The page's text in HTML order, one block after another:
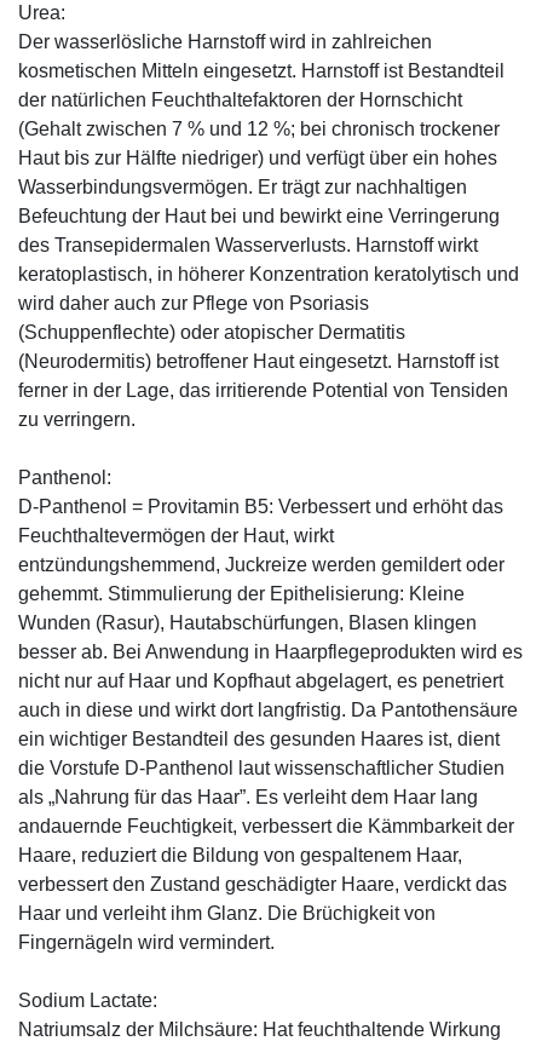
Urea:
Der wasserlösliche Harnstoff wird in zahlreichen
kosmetischen Mitteln eingesetzt. Harnstoff ist Bestandteil
der natürlichen Feuchthaltefaktoren der Hornschicht
(Gehalt zwischen 7 % und 12 %; bei chronisch trockener
Haut bis zur Hälfte niedriger) und verfügt über ein hohes
Wasserbindungsvermögen. Er trägt zur nachhaltigen
Befeuchtung der Haut bei und bewirkt eine Verringerung
des Transepidermalen Wasserverlusts. Harnstoff wirkt
keratoplastisch, in höherer Konzentration keratolytisch und
wird daher auch zur Pflege von Psoriasis
(Schuppenflechte) oder atopischer Dermatitis
(Neurodermitis) betroffener Haut eingesetzt. Harnstoff ist
ferner in der Lage, das irritierende Potential von Tensiden
zu verringern.
Panthenol:
D-Panthenol = Provitamin B5: Verbessert und erhöht das
Feuchthaltevermögen der Haut, wirkt
entzündungshemmend, Juckreize werden gemildert oder
gehemmt. Stimmulierung der Epithelisierung: Kleine
Wunden (Rasur), Hautabschürfungen, Blasen klingen
besser ab. Bei Anwendung in Haarpflegeprodukten wird es
nicht nur auf Haar und Kopfhaut abgelagert, es penetriert
auch in diese und wirkt dort langfristig. Da Pantothensäure
ein wichtiger Bestandteil des gesunden Haares ist, dient
die Vorstufe D-Panthenol laut wissenschaftlicher Studien
als „Nahrung für das Haar”. Es verleiht dem Haar lang
andauernde Feuchtigkeit, verbessert die Kämmbarkeit der
Haare, reduziert die Bildung von gespaltenem Haar,
verbessert den Zustand geschädigter Haare, verdickt das
Haar und verleiht ihm Glanz. Die Brüchigkeit von
Fingernägeln wird vermindert.
Sodium Lactate:
Natriumsalz der Milchsäure: Hat feuchthaltende Wirkung